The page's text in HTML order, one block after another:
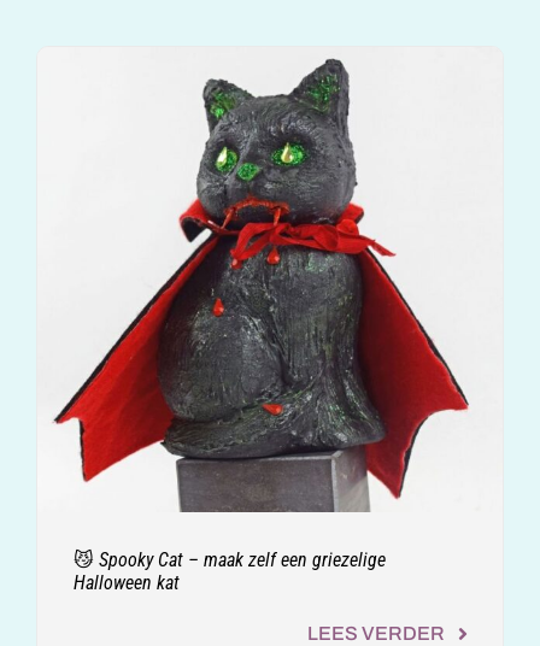
😼 Spooky Cat – maak zelf een griezelige
Halloween kat
LEES VERDER